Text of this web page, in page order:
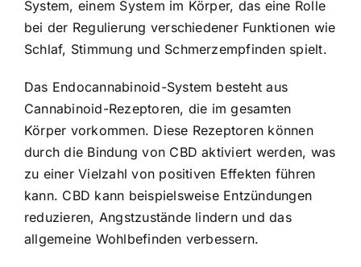
System, einem System im Körper, das eine Rolle
bei der Regulierung verschiedener Funktionen wie
Schlaf, Stimmung und Schmerzempfinden spielt.
Das Endocannabinoid-System besteht aus
Cannabinoid-Rezeptoren, die im gesamten
Körper vorkommen. Diese Rezeptoren können
durch die Bindung von CBD aktiviert werden, was
zu einer Vielzahl von positiven Effekten führen
kann. CBD kann beispielsweise Entzündungen
reduzieren, Angstzustände lindern und das
allgemeine Wohlbefinden verbessern.